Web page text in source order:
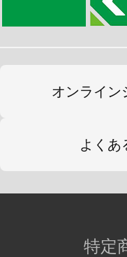
しみください。
※画像は監修
発売元：株式
オンライン
よくあ
特定